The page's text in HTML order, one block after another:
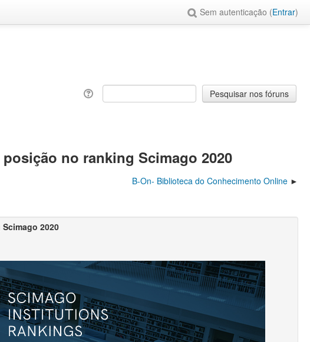
Sem autenticação (Entrar)
posição no ranking Scimago 2020
B-On- Biblioteca do Conhecimento Online
Scimago 2020